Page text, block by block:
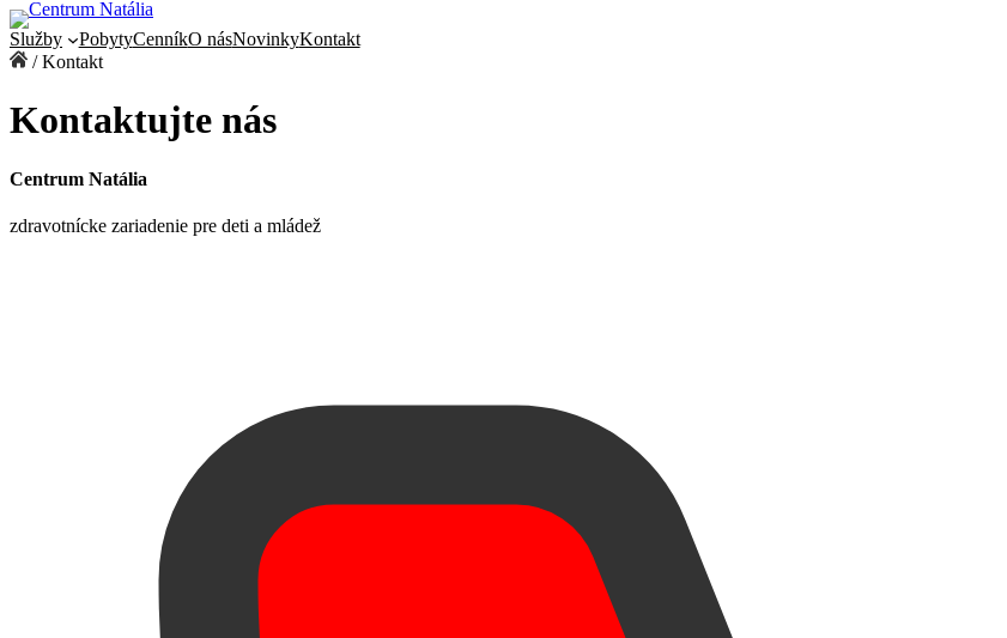
Prejsť
na
obsah
Služby PobytyCenníkO násNovinkyKontakt
/ Kontakt
Kontaktujte nás
Centrum Natália
zdravotnícke zariadenie pre deti a mládež